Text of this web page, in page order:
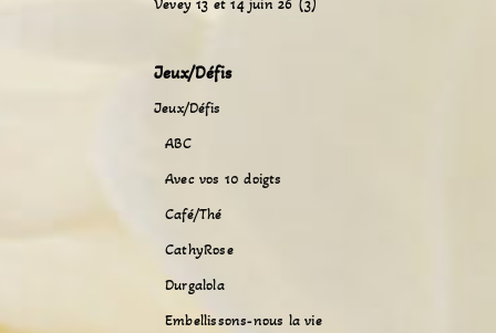
Vevey 13 et 14 juin 26 (3)
Jeux/Défis
Jeux/Défis
ABC
Avec vos 10 doigts
Café/Thé
CathyRose
Durgalola
Embellissons-nous la vie